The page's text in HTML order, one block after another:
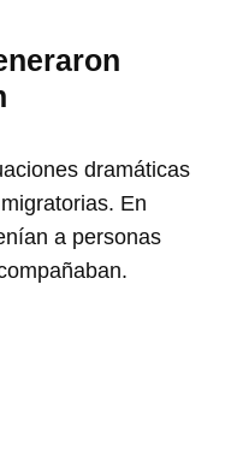
dramáticas
En
a personas